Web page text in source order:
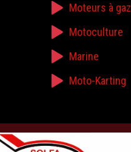
Moteurs à gaz
Motoculture
Marine
Moto-Karting